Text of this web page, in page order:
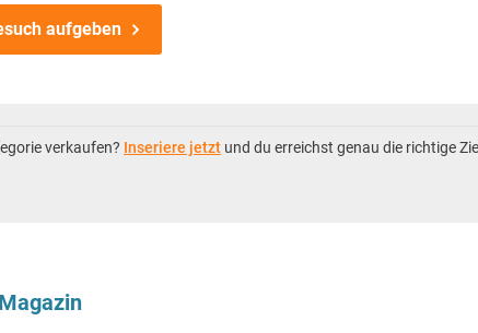
aufgeben
verkaufen? Inseriere jetzt und du erreichst genau die richtige